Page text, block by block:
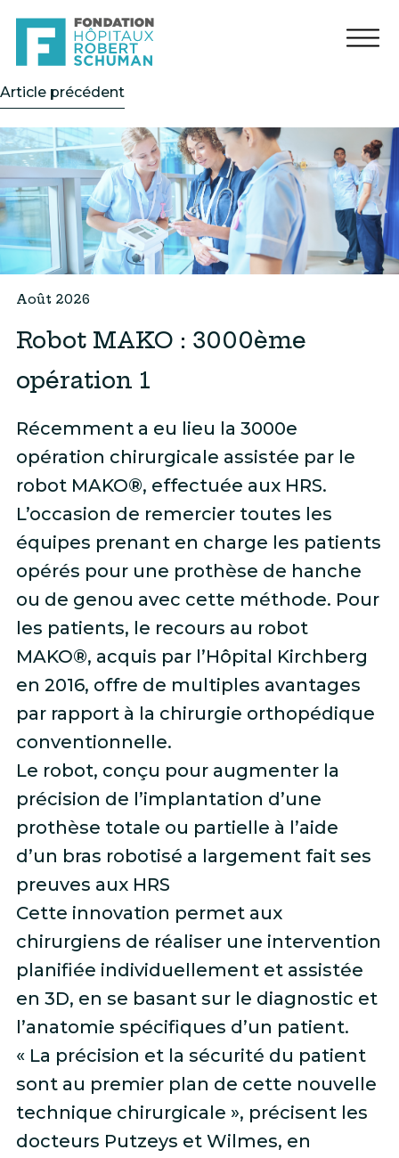
Article précédent
août 2026
Robot MAKO : 3000ème
opération 1
Récemment a eu lieu la 3000e
opération chirurgicale assistée par le
robot MAKO®, effectuée aux HRS.
L’occasion de remercier toutes les
équipes prenant en charge les patients
opérés pour une prothèse de hanche
ou de genou avec cette méthode. Pour
les patients, le recours au robot
MAKO®, acquis par l’Hôpital Kirchberg
en 2016, offre de multiples avantages
par rapport à la chirurgie orthopédique
conventionnelle.
Le robot, conçu pour augmenter la
précision de l’implantation d’une
prothèse totale ou partielle à l’aide
d’un bras robotisé a largement fait ses
preuves aux HRS
Cette innovation permet aux
chirurgiens de réaliser une intervention
planifiée individuellement et assistée
en 3D, en se basant sur le diagnostic et
l’anatomie spécifiques d’un patient.
« La précision et la sécurité du patient
sont au premier plan de cette nouvelle
technique chirurgicale », précisent les
docteurs Putzeys et Wilmes, en